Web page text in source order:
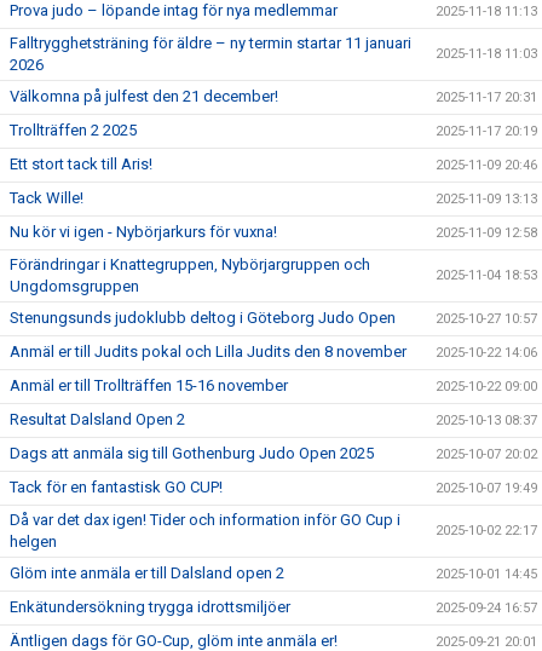
Prova judo – löpande intag för nya medlemmar 2025-11-18 11:13
Falltrygghetsträning för äldre – ny termin startar 11 januari
2026
2025-11-18 11:03
Välkomna på julfest den 21 december! 2025-11-17 20:31
Trollträffen 2 2025 2025-11-17 20:19
Ett stort tack till Aris! 2025-11-09 20:46
Tack Wille! 2025-11-09 13:13
Nu kör vi igen - Nybörjarkurs för vuxna! 2025-11-09 12:58
Förändringar i Knattegruppen, Nybörjargruppen och
Ungdomsgruppen
2025-11-04 18:53
Stenungsunds judoklubb deltog i Göteborg Judo Open 2025-10-27 10:57
Anmäl er till Judits pokal och Lilla Judits den 8 november 2025-10-22 14:06
Anmäl er till Trollträffen 15-16 november 2025-10-22 09:00
Resultat Dalsland Open 2 2025-10-13 08:37
Dags att anmäla sig till Gothenburg Judo Open 2025 2025-10-07 20:02
Tack för en fantastisk GO CUP! 2025-10-07 19:49
Då var det dax igen! Tider och information inför GO Cup i
helgen
2025-10-02 22:17
Glöm inte anmäla er till Dalsland open 2 2025-10-01 14:45
Enkätundersökning trygga idrottsmiljöer 2025-09-24 16:57
Äntligen dags för GO-Cup, glöm inte anmäla er! 2025-09-21 20:01